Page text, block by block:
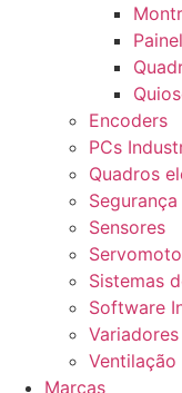
Encoders
PCs
Quadros
Sensores
Sistemas
Software
Ventilação
Marcas